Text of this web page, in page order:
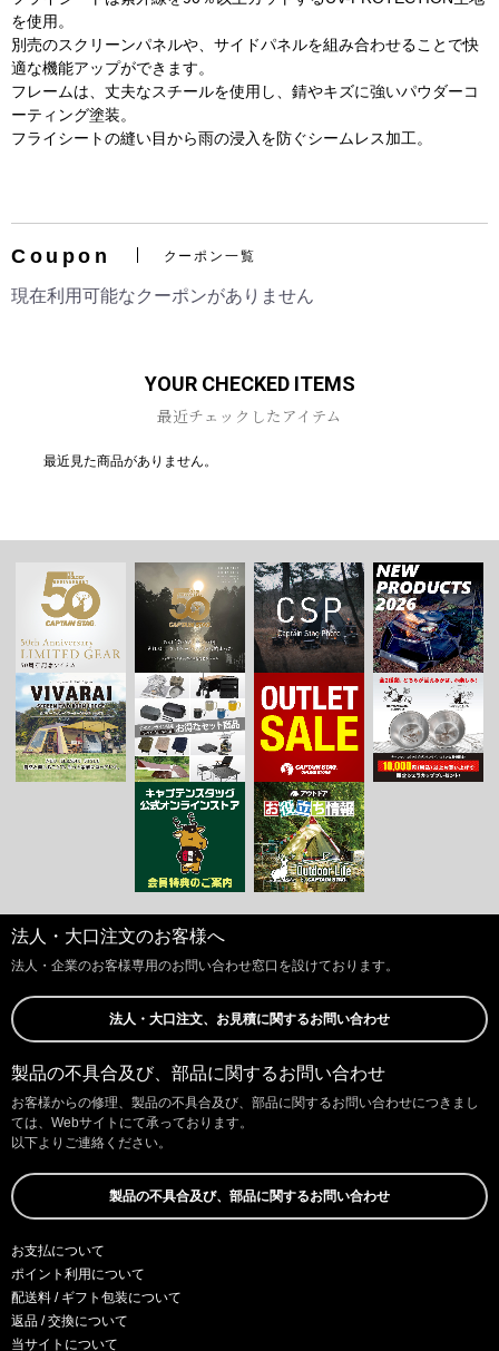
お買い物を続ける カートへ進む
を使用。
別売のスクリーンパネルや、サイドパネルを組み合わせることで快
適な機能アップができます。
フレームは、丈夫なスチールを使用し、錆やキズに強いパウダーコ
ーティング塗装。
フライシートの縫い目から雨の浸入を防ぐシームレス加工。
Coupon クーポン一覧
現在利用可能なクーポンがありません
YOUR CHECKED ITEMS
最近チェックしたアイテム
最近見た商品がありません。
法人・大口注文のお客様へ
法人・企業のお客様専用のお問い合わせ窓口を設けております。
法人・大口注文、お見積に関するお問い合わせ
製品の不具合及び、部品に関するお問い合わせ
お客様からの修理、製品の不具合及び、部品に関するお問い合わせにつきまし
ては、Webサイトにて承っております。
以下よりご連絡ください。
製品の不具合及び、部品に関するお問い合わせ
お支払について
ポイント利用について
配送料 / ギフト包装について
返品 / 交換について
当サイトについて